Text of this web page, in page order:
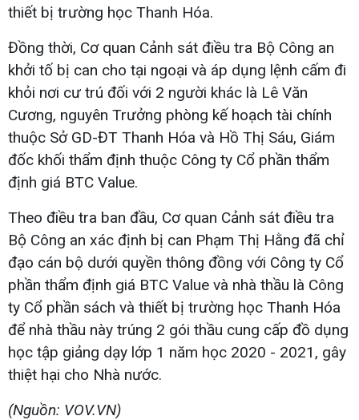
thiết bị trường học Thanh Hóa.
Đồng thời, Cơ quan Cảnh sát điều tra Bộ Công an
khởi tố bị can cho tại ngoại và áp dụng lệnh cấm đi
khỏi nơi cư trú đối với 2 người khác là Lê Văn
Cương, nguyên Trưởng phòng kế hoạch tài chính
thuộc Sở GD-ĐT Thanh Hóa và Hồ Thị Sáu, Giám
đốc khối thẩm định thuộc Công ty Cổ phần thẩm
định giá BTC Value.
Theo điều tra ban đầu, Cơ quan Cảnh sát điều tra
Bộ Công an xác định bị can Phạm Thị Hằng đã chỉ
đạo cán bộ dưới quyền thông đồng với Công ty Cổ
phần thẩm định giá BTC Value và nhà thầu là Công
ty Cổ phần sách và thiết bị trường học Thanh Hóa
để nhà thầu này trúng 2 gói thầu cung cấp đồ dụng
học tập giảng dạy lớp 1 năm học 2020 - 2021, gây
thiệt hại cho Nhà nước.
(Nguồn: VOV.VN)